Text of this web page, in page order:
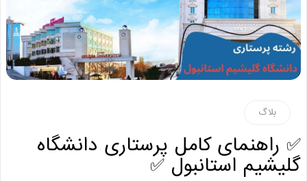
کامل پرستاری دانشگاه
استانبول ✅